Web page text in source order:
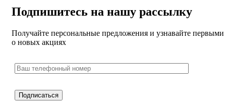
Подпишитесь на нашу рассылку
Получайте персональные предложения и узнавайте первыми
о новых акциях